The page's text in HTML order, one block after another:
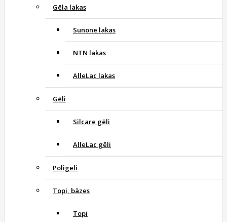
Gēla lakas
Sunone lakas
NTN lakas
AlleLac lakas
Gēli
Silcare gēli
AlleLac gēli
Poligeli
Topi, bāzes
Topi